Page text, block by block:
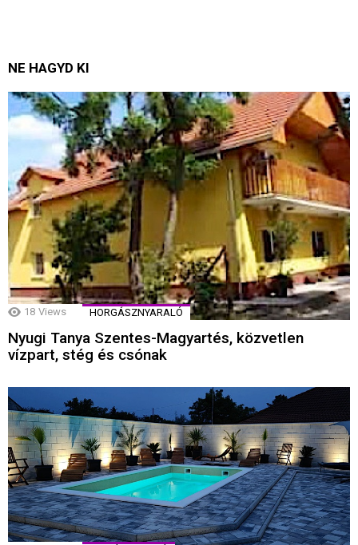
NE HAGYD KI
18 Views HORGÁSZNYARALÓ
Nyugi Tanya Szentes-Magyartés, közvetlen
vízpart, stég és csónak